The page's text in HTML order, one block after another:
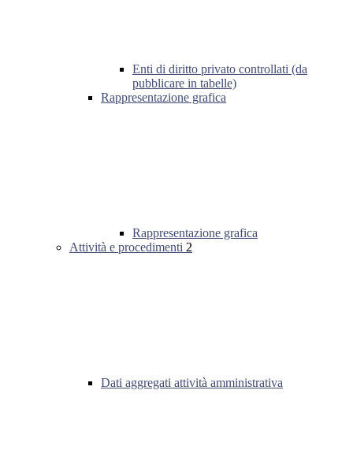
Enti di diritto privato controllati (da
pubblicare in tabelle)
Rappresentazione grafica
Rappresentazione grafica
Attività e procedimenti 2
Dati aggregati attività amministrativa